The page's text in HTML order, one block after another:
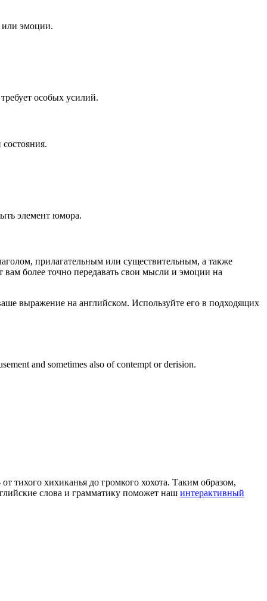
или эмоции.
особых усилий.
элемент юмора.
прилагательным или существительным, а также
более точно передавать свои мысли и эмоции на
выражение на английском. Используйте его в подходящих
and sometimes also of contempt or derision.
тихого хихиканья до громкого хохота. Таким образом,
слова и грамматику поможет наш интерактивный